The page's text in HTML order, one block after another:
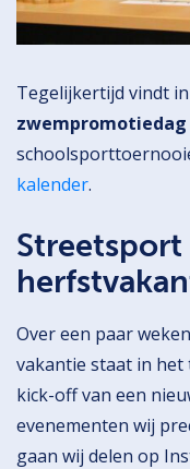
Tegelijkertijd vindt
zwempromotiedag
kalender.
Streetsport
Over een paar
vakantie staat in het
kick-off van een
evenementen wij
gaan wij delen op